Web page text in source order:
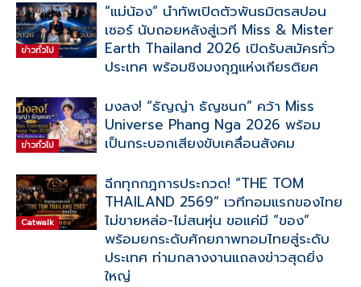
ข่าวทั่วไป
“แม่น้อง” นำทัพเปิดตัวพันธมิตรสปอน
เซอร์ นับถอยหลังสู่เวที Miss & Mister
Earth Thailand 2026 เปิดรับสมัครทั่ว
ประเทศ พร้อมชิงมงกุฎแห่งเกียรติยศ
ข่าวทั่วไป
มงลง! “ธัญญ่า ธัญชนก” คว้า Miss
Universe Phang Nga 2026 พร้อม
เป็นกระบอกเสียงขับเคลื่อนสังคม
Catwalk
ฉีกทุกกฎการประกวด! “THE TOM
THAILAND 2569” เวทีทอมแรกของไทย
ไม่ขายหล่อ-ไม่สนหุ่น ขอแค่มี “ของ”
พร้อมยกระดับศักยภาพทอมไทยสู่ระดับ
ประเทศ ท่ามกลางงานแถลงข่าวสุดยิ่ง
ใหญ่